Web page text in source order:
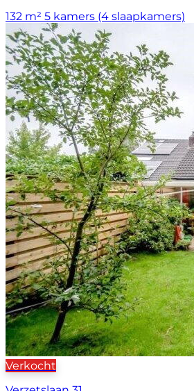
132 m² 5 kamers (4 slaapkamers)
Verkocht